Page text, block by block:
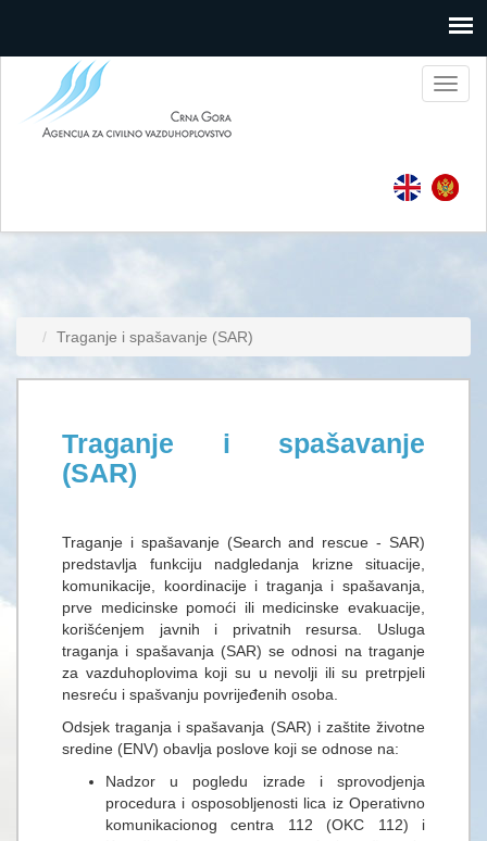
Traganje i spašavanje (SAR)
Traganje i spašavanje
(SAR)
Traganje i spašavanje (Search and rescue - SAR)
predstavlja funkciju nadgledanja krizne situacije,
komunikacije, koordinacije i traganja i spašavanja,
prve medicinske pomoći ili medicinske evakuacije,
korišćenjem javnih i privatnih resursa. Usluga
traganja i spašavanja (SAR) se odnosi na traganje
za vazduhoplovima koji su u nevolji ili su pretrpjeli
nesreću i spašvanju povrijeđenih osoba.
Odsjek traganja i spašavanja (SAR) i zaštite životne
sredine (ENV) оbаvljа poslove koji se odnose na:
Nadzor u pogledu izrade i sprovodjenja
procedura i osposobljenosti lica iz Operativno
komunikacionog centra 112 (OKC 112) i